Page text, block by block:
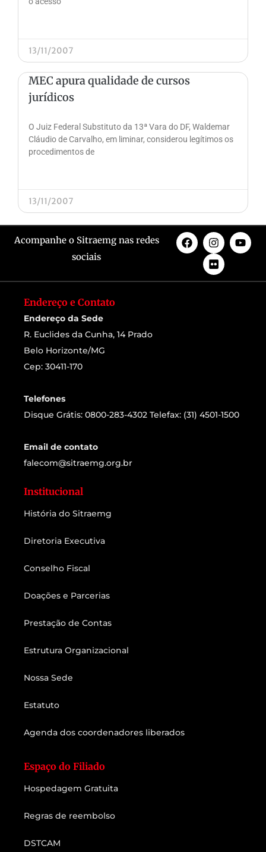
13/11/2007
MEC apura qualidade de cursos
jurídicos
O Juiz Federal Substituto da 13ª Vara do DF, Waldemar
Cláudio de Carvalho, em liminar, considerou legítimos os
procedimentos de
13/11/2007
Acompanhe o Sitraemg nas redes
sociais
Endereço e Contato
Endereço da Sede
R. Euclides da Cunha, 14 Prado
Belo Horizonte/MG
Cep: 30411-170
Telefones
Disque Grátis: 0800-283-4302 Telefax: (31) 4501-1500
Email de contato
falecom@sitraemg.org.br
Institucional
História do Sitraemg
Diretoria Executiva
Conselho Fiscal
Doações e Parcerias
Prestação de Contas
Estrutura Organizacional
Nossa Sede
Estatuto
Agenda dos coordenadores liberados
Espaço do Filiado
Hospedagem Gratuita
Regras de reembolso
DSTCAM